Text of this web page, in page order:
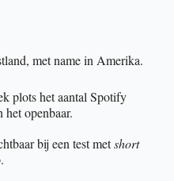
met name in Amerika.
plots het aantal Spotify
openbaar.
bij een test met short